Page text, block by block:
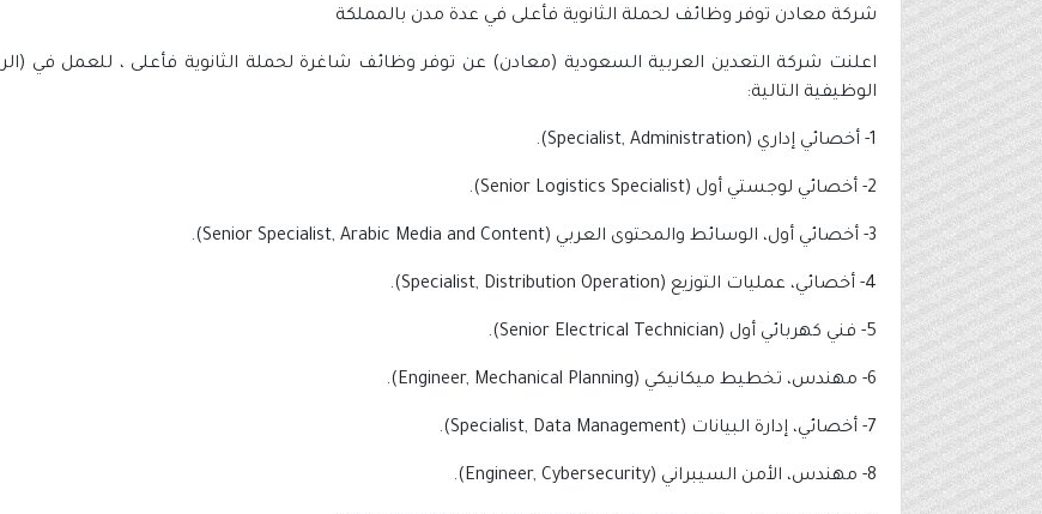
شركة معادن توفر وظائف لحملة الثانوية فأعلى في عدة مدن بالمملكة
اعلنت شركة التعدين العربية السعودية (معادن) عن توفر وظائف شاغرة لحملة الثانوية فأعلى ، للعمل في
الوظيفية التالية:
1- أخصائي إداري (Specialist, Administration).
2- أخصائي لوجستي أول (Senior Logistics Specialist).
3- أخصائي أول، الوسائط والمحتوى العربي (Senior Specialist, Arabic Media and Content).
4- أخصائي، عمليات التوزيع (Specialist, Distribution Operation).
5- فني كهربائي أول (Senior Electrical Technician).
6- مهندس، تخطيط ميكانيكي (Engineer, Mechanical Planning).
7- أخصائي، إدارة البيانات (Specialist, Data Management).
8- مهندس، الأمن السيبراني (Engineer, Cybersecurity).